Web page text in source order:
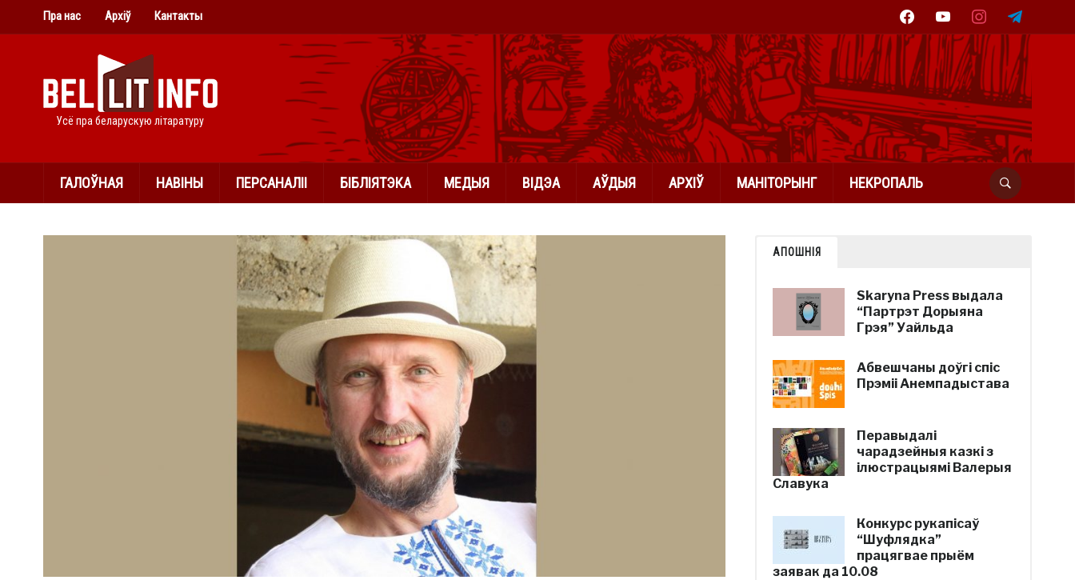
facebookyoutube instagramtelegram
Пра нас Архіў Кантакты
Усё пра беларускую літаратуру
ГАЛОЎНАЯ НАВІНЫ ПЕРСАНАЛІІ БІБЛІЯТЭКА МЕДЫЯ ВІДЭА АЎДЫЯ АРХІЎ МАНІТОРЫНГ НЕКРОПАЛЬ
АПОШНІЯ
Skaryna Press выдала
“Партрэт Дорыяна
Грэя” Уайльда
Абвешчаны доўгі спіс
Прэміі Анемпадыстава
Перавыдалі
чарадзейныя казкі з
ілюстрацыямі Валерыя
Славука
Конкурс рукапісаў
“Шуфлядка”
працягвае прыём
заявак да 10.08